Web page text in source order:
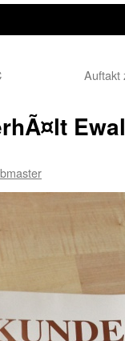
Auftakt